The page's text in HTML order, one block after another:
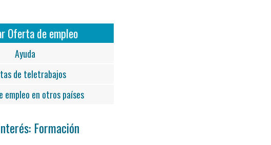
Oferta de empleo
Ayuda
de teletrabajos
empleo en otros países
Formación